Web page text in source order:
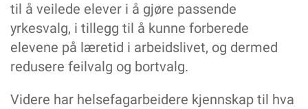
til å veilede elever i å gjøre passende
yrkesvalg, i tillegg til å kunne forberede
elevene på læretid i arbeidslivet, og dermed
redusere feilvalg og bortvalg.
Videre har helsefagarbeidere kjennskap til hva